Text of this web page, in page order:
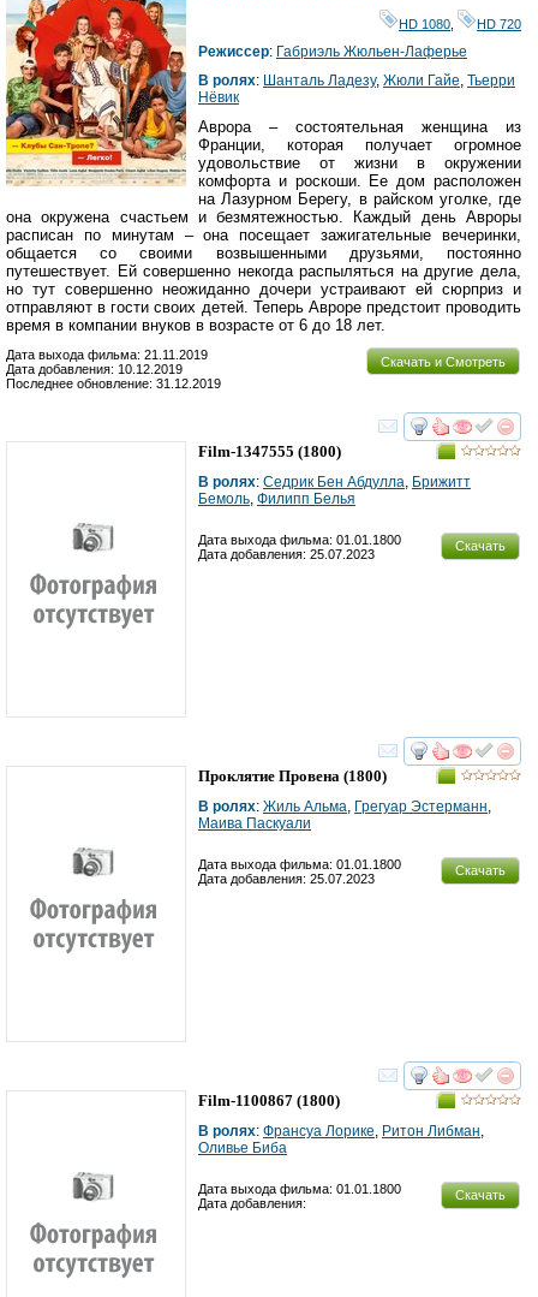
HD 1080 HD 720
Режиссер: Габриэль Жюльен-Лаферье
В ролях: Шанталь Ладезу, Жюли Гайе, Тьерри
Нёвик
Аврора – состоятельная женщина из
Франции, которая получает огромное
удовольствие от жизни в окружении
комфорта и роскоши. Ее дом расположен
на Лазурном Берегу, в райском уголке, где
она окружена счастьем и безмятежностью. Каждый день Авроры
расписан по минутам – она посещает зажигательные вечеринки,
общается со своими возвышенными друзьями, постоянно
путешествует. Ей совершенно некогда распыляться на другие дела,
но тут совершенно неожиданно дочери устраивают ей сюрприз и
отправляют в гости своих детей. Теперь Авроре предстоит проводить
время в компании внуков в возрасте от 6 до 18 лет.
Скачать и Смотреть
Дата выхода фильма: 21.11.2019
Дата добавления: 10.12.2019
Последнее обновление: 31.12.2019
смотреть
Film-1347555 (1800)
В ролях: Седрик Бен Абдулла, Брижитт
Бемоль, Филипп Белья
Скачать
Дата выхода фильма: 01.01.1800
Дата добавления: 25.07.2023
смотреть
Проклятие Провена (1800)
В ролях: Жиль Альма, Грегуар Эстерманн,
Маива Паскуали
Скачать
Дата выхода фильма: 01.01.1800
Дата добавления: 25.07.2023
смотреть
Film-1100867 (1800)
В ролях: Франсуа Лорике, Ритон Либман,
Оливье Биба
Скачать
Дата выхода фильма: 01.01.1800
Дата добавления: